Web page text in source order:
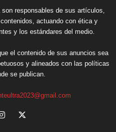
responsables de sus artículos,
actuando con ética y
y los estándares del medio.
el contenido de sus anuncios sea
y alineados con las políticas
se publican.